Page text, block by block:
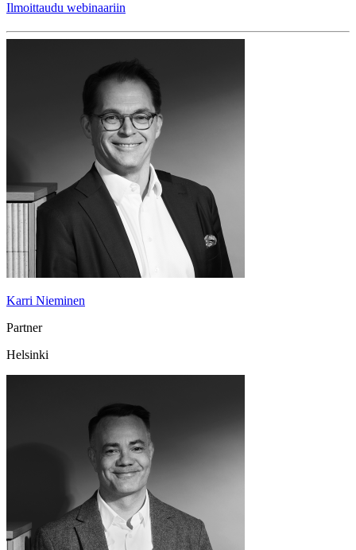
Ilmoittaudu webinaariin
Karri Nieminen
Partner
Helsinki